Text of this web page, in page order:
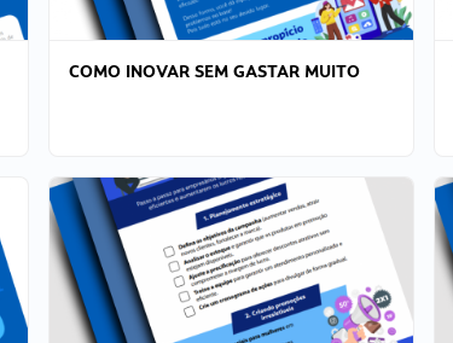
COMO INOVAR SEM GASTAR MUITO